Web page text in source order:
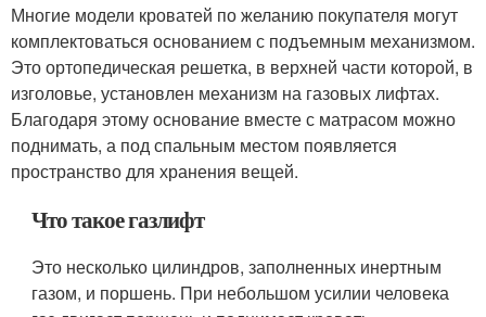
Многие модели кроватей по желанию покупателя могут
комплектоваться основанием с подъемным механизмом.
Это ортопедическая решетка, в верхней части которой, в
изголовье, установлен механизм на газовых лифтах.
Благодаря этому основание вместе с матрасом можно
поднимать, а под спальным местом появляется
пространство для хранения вещей.
Что такое газлифт
Это несколько цилиндров, заполненных инертным
газом, и поршень. При небольшом усилии человека